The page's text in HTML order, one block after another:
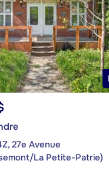
27e Avenue
La Petite-Patrie)